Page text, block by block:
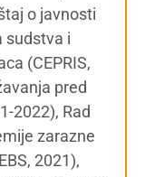
o javnosti
sudstva i
(CEPRIS,
pred
2022), Rad
zarazne
2021),